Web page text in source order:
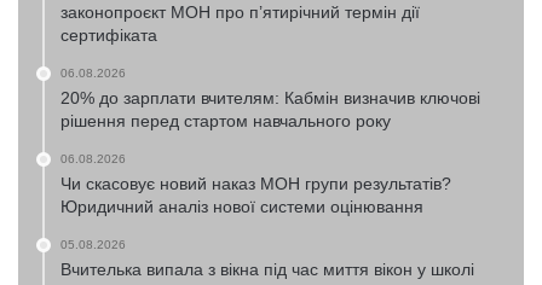
законопроєкт МОН про п’ятирічний термін дії
сертифіката
06.08.2026
20% до зарплати вчителям: Кабмін визначив ключові
рішення перед стартом навчального року
06.08.2026
Чи скасовує новий наказ МОН групи результатів?
Юридичний аналіз нової системи оцінювання
05.08.2026
Вчителька випала з вікна під час миття вікон у школі